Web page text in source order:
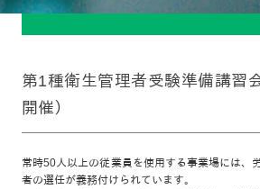
第1種衛生管理者受験準備講習
開催）
常時50人以上の従業員を使用する事業場には、
者の選任が義務付けられています。